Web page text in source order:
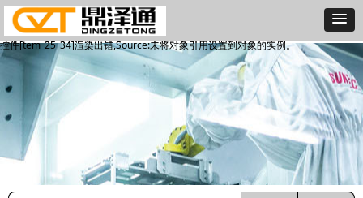
控件[tem_25_34]渲染出错,Source:未将对象引用设置到对象的实例。
控件[tem_25_34]渲染出错,Source:未将对象引用设置到对象的实例。